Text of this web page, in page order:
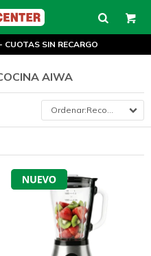
SIN RECARGO
AIWA
Recomendados